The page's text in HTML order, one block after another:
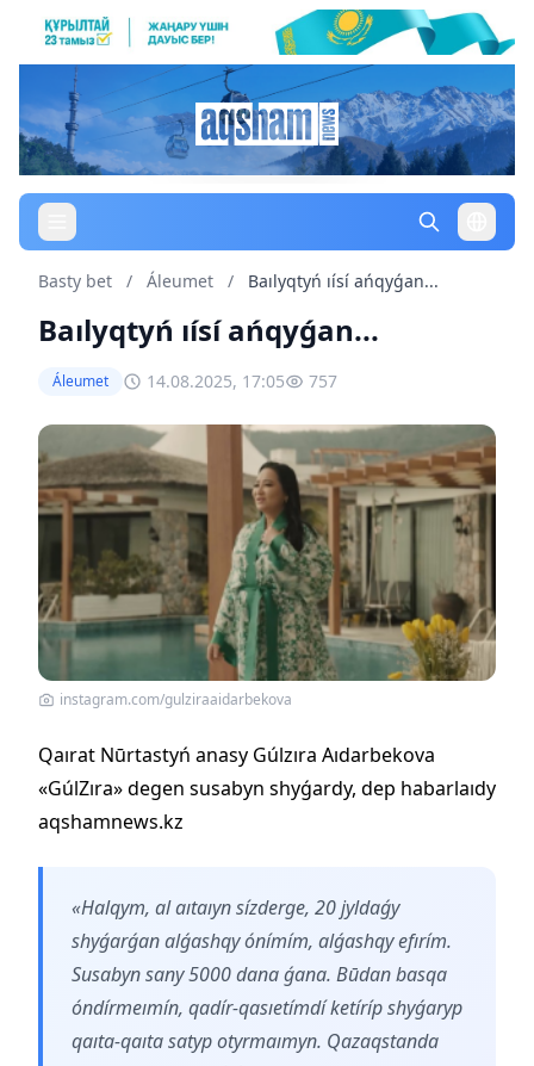
Basty bet / Áleumet / Baılyqtyń ıísí ańqyǵan...
Baılyqtyń ıísí ańqyǵan...
Áleumet 14.08.2025, 17:05 757
instagram.com/gulziraaidarbekova
Qaırat Nūrtastyń anasy Gúlzıra Aıdarbekova
«GúlZıra» degen susabyn shyǵardy, dep habarlaıdy
aqshamnews.kz
«Halqym, al aıtaıyn sízderge, 20 jyldaǵy
shyǵarǵan alǵashqy ónímím, alǵashqy efırím.
Susabyn sany 5000 dana ǵana. Būdan basqa
óndírmeımín, qadír-qasıetímdí ketíríp shyǵaryp
qaıta-qaıta satyp otyrmaımyn. Qazaqstanda